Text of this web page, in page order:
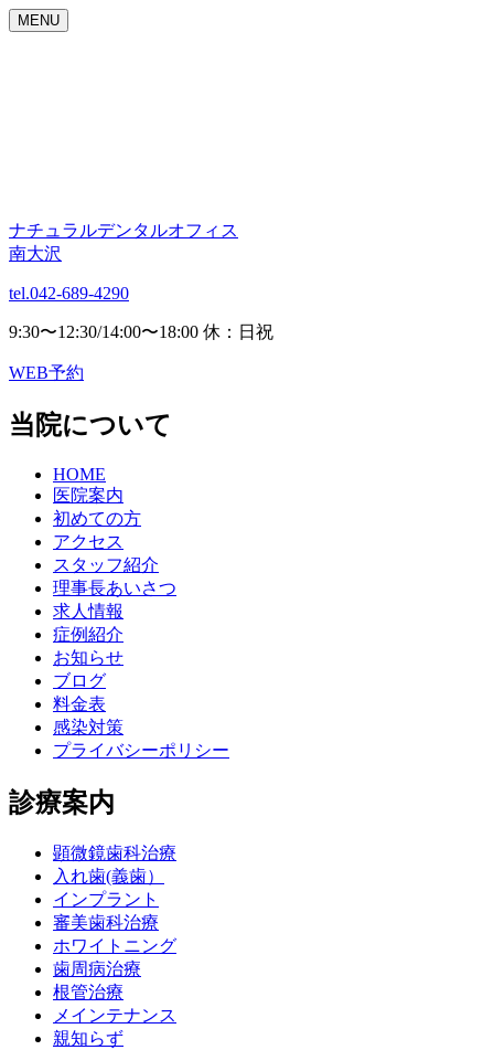
MENU
ナチュラルデンタルオフィス
南大沢
tel.042-689-4290
9:30〜12:30/14:00〜18:00 休：日祝
WEB予約
当院について
HOME
医院案内
初めての方
アクセス
スタッフ紹介
理事長あいさつ
求人情報
症例紹介
お知らせ
ブログ
料金表
感染対策
プライバシーポリシー
診療案内
顕微鏡歯科治療
入れ歯(義歯）
インプラント
審美歯科治療
ホワイトニング
歯周病治療
根管治療
メインテナンス
親知らず